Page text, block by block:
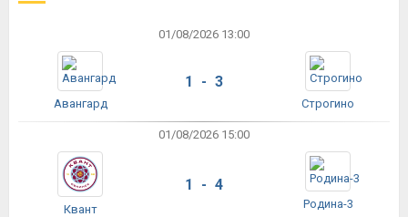
01/08/2026 13:00
Авангард
1 - 3
Строгино
01/08/2026 15:00
Квант
1 - 4
Родина-3